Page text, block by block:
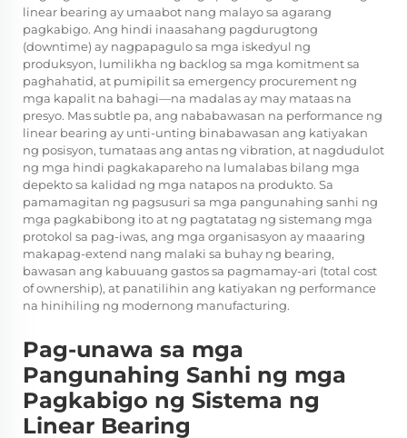
linear bearing ay umaabot nang malayo sa agarang
pagkabigo. Ang hindi inaasahang pagdurugtong
(downtime) ay nagpapagulo sa mga iskedyul ng
produksyon, lumilikha ng backlog sa mga komitment sa
paghahatid, at pumipilit sa emergency procurement ng
mga kapalit na bahagi—na madalas ay may mataas na
presyo. Mas subtle pa, ang nababawasan na performance ng
linear bearing ay unti-unting binabawasan ang katiyakan
ng posisyon, tumataas ang antas ng vibration, at nagdudulot
ng mga hindi pagkakapareho na lumalabas bilang mga
depekto sa kalidad ng mga natapos na produkto. Sa
pamamagitan ng pagsusuri sa mga pangunahing sanhi ng
mga pagkabibong ito at ng pagtatatag ng sistemang mga
protokol sa pag-iwas, ang mga organisasyon ay maaaring
makapag-extend nang malaki sa buhay ng bearing,
bawasan ang kabuuang gastos sa pagmamay-ari (total cost
of ownership), at panatilihin ang katiyakan ng performance
na hinihiling ng modernong manufacturing.
Pag-unawa sa mga
Pangunahing Sanhi ng mga
Pagkabigo ng Sistema ng
Linear Bearing